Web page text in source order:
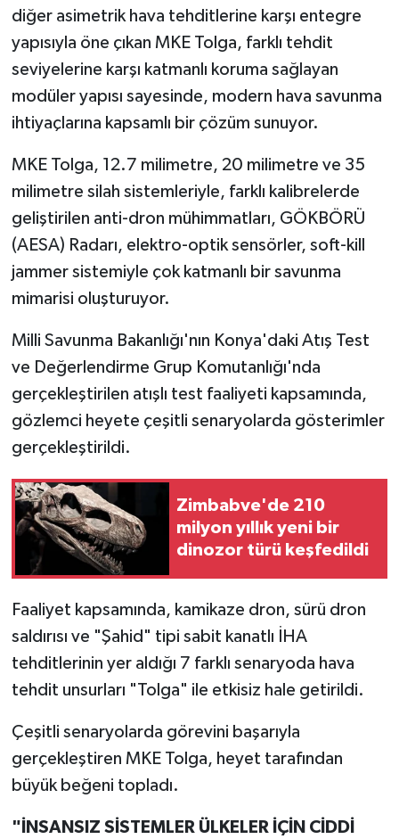
diğer asimetrik hava tehditlerine karşı entegre
yapısıyla öne çıkan MKE Tolga, farklı tehdit
seviyelerine karşı katmanlı koruma sağlayan
modüler yapısı sayesinde, modern hava savunma
ihtiyaçlarına kapsamlı bir çözüm sunuyor.
MKE Tolga, 12.7 milimetre, 20 milimetre ve 35
milimetre silah sistemleriyle, farklı kalibrelerde
geliştirilen anti-dron mühimmatları, GÖKBÖRÜ
(AESA) Radarı, elektro-optik sensörler, soft-kill
jammer sistemiyle çok katmanlı bir savunma
mimarisi oluşturuyor.
Milli Savunma Bakanlığı'nın Konya'daki Atış Test
ve Değerlendirme Grup Komutanlığı'nda
gerçekleştirilen atışlı test faaliyeti kapsamında,
gözlemci heyete çeşitli senaryolarda gösterimler
gerçekleştirildi.
Zimbabve'de 210
milyon yıllık yeni bir
dinozor türü keşfedildi
Faaliyet kapsamında, kamikaze dron, sürü dron
saldırısı ve "Şahid" tipi sabit kanatlı İHA
tehditlerinin yer aldığı 7 farklı senaryoda hava
tehdit unsurları "Tolga" ile etkisiz hale getirildi.
Çeşitli senaryolarda görevini başarıyla
gerçekleştiren MKE Tolga, heyet tarafından
büyük beğeni topladı.
"İNSANSIZ SİSTEMLER ÜLKELER İÇİN CİDDİ